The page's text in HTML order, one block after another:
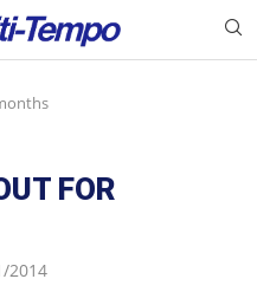
FOR
2014